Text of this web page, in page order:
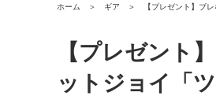
ホーム ギア 【プレゼント】ブ
【プレゼント
ットジョイ「